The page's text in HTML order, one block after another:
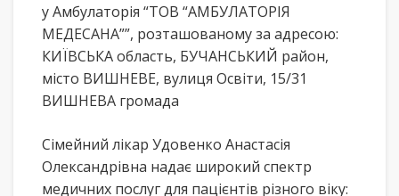
у Амбулаторія “ТОВ “АМБУЛАТОРІЯ
МЕДЕСАНА””, розташованому за адресою:
КИЇВСЬКА область, БУЧАНСЬКИЙ район,
місто ВИШНЕВЕ, вулиця Освіти, 15/31
ВИШНЕВА громада
Сімейний лікар Удовенко Анастасія
Олександрівна надає широкий спектр
медичних послуг для пацієнтів різного віку: